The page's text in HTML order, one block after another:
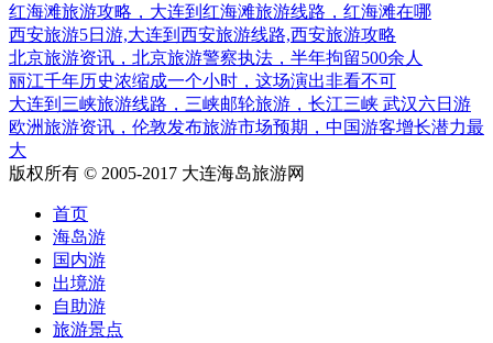
红海滩旅游攻略，大连到红海滩旅游线路，红海滩在哪
西安旅游5日游,大连到西安旅游线路,西安旅游攻略
北京旅游资讯，北京旅游警察执法，半年拘留500余人
丽江千年历史浓缩成一个小时，这场演出非看不可
大连到三峡旅游线路，三峡邮轮旅游，长江三峡 武汉六日游
欧洲旅游资讯，伦敦发布旅游市场预期，中国游客增长潜力最
大
版权所有 © 2005-2017 大连海岛旅游网
首页
海岛游
国内游
出境游
自助游
旅游景点